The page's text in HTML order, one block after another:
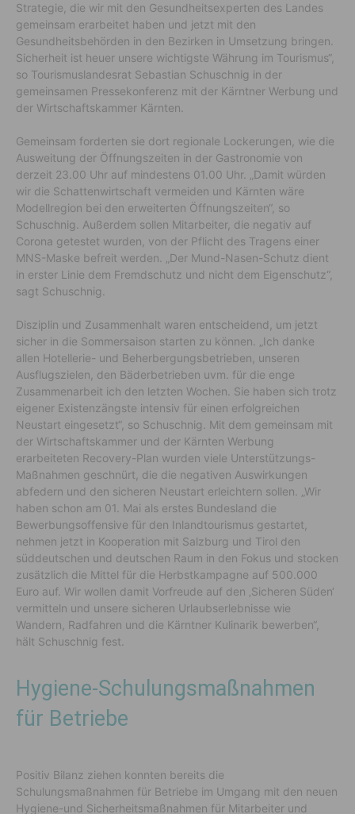
Strategie, die wir mit den Gesundheitsexperten des Landes
gemeinsam erarbeitet haben und jetzt mit den
Gesundheitsbehörden in den Bezirken in Umsetzung bringen.
Sicherheit ist heuer unsere wichtigste Währung im Tourismus“,
so Tourismuslandesrat Sebastian Schuschnig in der
gemeinsamen Pressekonferenz mit der Kärntner Werbung und
der Wirtschaftskammer Kärnten.
Gemeinsam forderten sie dort regionale Lockerungen, wie die
Ausweitung der Öffnungszeiten in der Gastronomie von
derzeit 23.00 Uhr auf mindestens 01.00 Uhr. „Damit würden
wir die Schattenwirtschaft vermeiden und Kärnten wäre
Modellregion bei den erweiterten Öffnungszeiten“, so
Schuschnig. Außerdem sollen Mitarbeiter, die negativ auf
Corona getestet wurden, von der Pflicht des Tragens einer
MNS-Maske befreit werden. „Der Mund-Nasen-Schutz dient
in erster Linie dem Fremdschutz und nicht dem Eigenschutz“,
sagt Schuschnig.
Disziplin und Zusammenhalt waren entscheidend, um jetzt
sicher in die Sommersaison starten zu können. „Ich danke
allen Hotellerie- und Beherbergungsbetrieben, unseren
Ausflugszielen, den Bäderbetrieben uvm. für die enge
Zusammenarbeit ich den letzten Wochen. Sie haben sich trotz
eigener Existenzängste intensiv für einen erfolgreichen
Neustart eingesetzt“, so Schuschnig. Mit dem gemeinsam mit
der Wirtschaftskammer und der Kärnten Werbung
erarbeiteten Recovery-Plan wurden viele Unterstützungs-
Maßnahmen geschnürt, die die negativen Auswirkungen
abfedern und den sicheren Neustart erleichtern sollen. „Wir
haben schon am 01. Mai als erstes Bundesland die
Bewerbungsoffensive für den Inlandtourismus gestartet,
nehmen jetzt in Kooperation mit Salzburg und Tirol den
süddeutschen und deutschen Raum in den Fokus und stocken
zusätzlich die Mittel für die Herbstkampagne auf 500.000
Euro auf. Wir wollen damit Vorfreude auf den ‚Sicheren Süden‘
vermitteln und unsere sicheren Urlaubserlebnisse wie
Wandern, Radfahren und die Kärntner Kulinarik bewerben“,
hält Schuschnig fest.
Hygiene-Schulungsmaßnahmen
für Betriebe
Positiv Bilanz ziehen konnten bereits die
Schulungsmaßnahmen für Betriebe im Umgang mit den neuen
Hygiene-und Sicherheitsmaßnahmen für Mitarbeiter und